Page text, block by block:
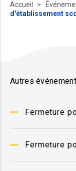
Autres
Fermeture
Fermeture
Accueil
d'établissement